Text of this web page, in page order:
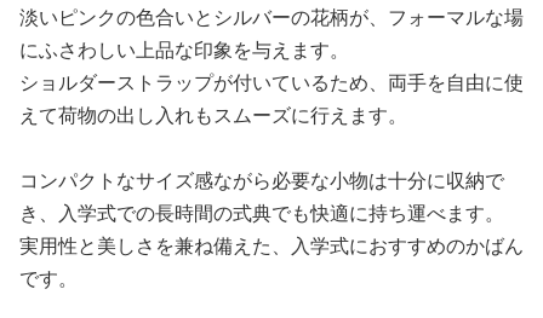
淡いピンクの色合いとシルバーの花柄が、フォーマルな場
にふさわしい上品な印象を与えます。
ショルダーストラップが付いているため、両手を自由に使
えて荷物の出し入れもスムーズに行えます。
コンパクトなサイズ感ながら必要な小物は十分に収納で
き、入学式での長時間の式典でも快適に持ち運べます。
実用性と美しさを兼ね備えた、入学式におすすめのかばん
です。